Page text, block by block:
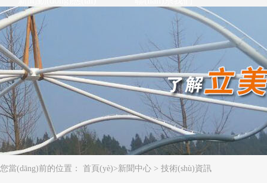
您當(dāng)前的位置： 首頁(yè)>新聞中心 > 技術(shù)資訊